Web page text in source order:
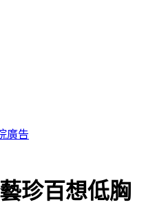
」心疼：很不舒服
珍百想低胸